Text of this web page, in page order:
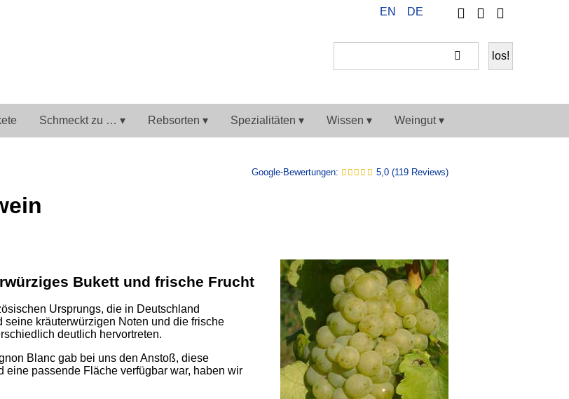
Telefon
Ihr
EN DE
Schmeckt zu … ▾ Rebsorten ▾ Spezialitäten ▾ Wissen ▾ Weingut ▾
Google-Bewertungen: 5,0 (119 Reviews)
Bukett und frische Frucht
Ursprungs, die in Deutschland
kräuterwürzigen Noten und die frische
deutlich hervortreten.
Blanc gab bei uns den Anstoß, diese
passende Fläche verfügbar war, haben wir